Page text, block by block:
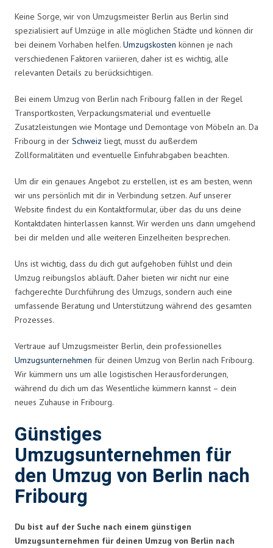
Keine Sorge, wir von Umzugsmeister Berlin aus Berlin sind
spezialisiert auf Umzüge in alle möglichen Städte und können dir
bei deinem Vorhaben helfen. Umzugskosten können je nach
verschiedenen Faktoren variieren, daher ist es wichtig, alle
relevanten Details zu berücksichtigen.
Bei einem Umzug von Berlin nach Fribourg fallen in der Regel
Transportkosten, Verpackungsmaterial und eventuelle
Zusatzleistungen wie Montage und Demontage von Möbeln an. Da
Fribourg in der Schweiz liegt, musst du außerdem
Zollformalitäten und eventuelle Einfuhrabgaben beachten.
Um dir ein genaues Angebot zu erstellen, ist es am besten, wenn
wir uns persönlich mit dir in Verbindung setzen. Auf unserer
Website findest du ein Kontaktformular, über das du uns deine
Kontaktdaten hinterlassen kannst. Wir werden uns dann umgehend
bei dir melden und alle weiteren Einzelheiten besprechen.
Uns ist wichtig, dass du dich gut aufgehoben fühlst und dein
Umzug reibungslos abläuft. Daher bieten wir nicht nur eine
fachgerechte Durchführung des Umzugs, sondern auch eine
umfassende Beratung und Unterstützung während des gesamten
Prozesses.
Vertraue auf Umzugsmeister Berlin, dein professionelles
Umzugsunternehmen für deinen Umzug von Berlin nach Fribourg.
Wir kümmern uns um alle logistischen Herausforderungen,
während du dich um das Wesentliche kümmern kannst – dein
neues Zuhause in Fribourg.
Günstiges
Umzugsunternehmen für
den Umzug von Berlin nach
Fribourg
Du bist auf der Suche nach einem günstigen
Umzugsunternehmen für deinen Umzug von Berlin nach